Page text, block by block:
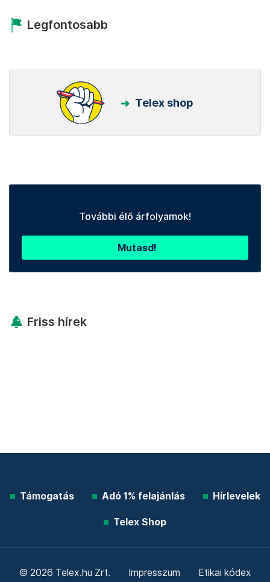
Legfontosabb
Telex shop
További élő árfolyamok!
Mutasd!
Friss hírek
Támogatás Adó 1% felajánlás Hírlevelek
Telex Shop
© 2026 Telex.hu Zrt. Impresszum Etikai kódex